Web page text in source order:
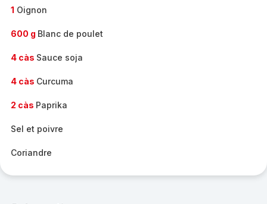
1 Oignon
600 g Blanc de poulet
4 càs Sauce soja
4 càs Curcuma
2 càs Paprika
Sel et poivre
Coriandre